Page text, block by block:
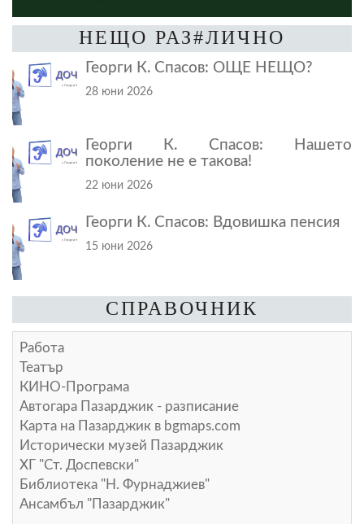
НЕЩО РАЗ#ЛИЧНО
Георги К. Спасов: ОЩЕ НЕЩО?
28 юни 2026
Георги К. Спасов: Нашето
поколение не е такова!
22 юни 2026
Георги К. Спасов: Вдовишка пенсия
15 юни 2026
СПРАВОЧНИК
Работа
Театър
КИНО-Програма
Автогара Пазарджик - разписание
Карта на Пазарджик в bgmaps.com
Исторически музей Пазарджик
ХГ "Ст. Доспевски"
Библиотека "Н. Фурнаджиев"
Ансамбъл "Пазарджик"